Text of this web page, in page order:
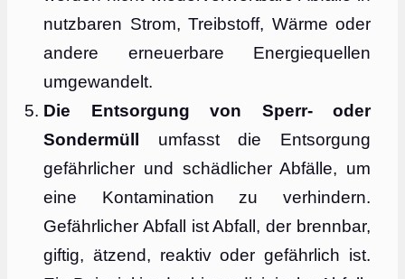
nutzbaren Strom, Treibstoff, Wärme oder
andere erneuerbare Energiequellen
umgewandelt.
Die Entsorgung von Sperr- oder
Sondermüll umfasst die Entsorgung
gefährlicher und schädlicher Abfälle, um
eine Kontamination zu verhindern.
Gefährlicher Abfall ist Abfall, der brennbar,
giftig, ätzend, reaktiv oder gefährlich ist.